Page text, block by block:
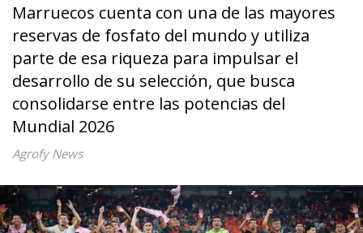
Marruecos cuenta con una de las mayores
reservas de fosfato del mundo y utiliza
parte de esa riqueza para impulsar el
desarrollo de su selección, que busca
consolidarse entre las potencias del
Mundial 2026
Agrofy News